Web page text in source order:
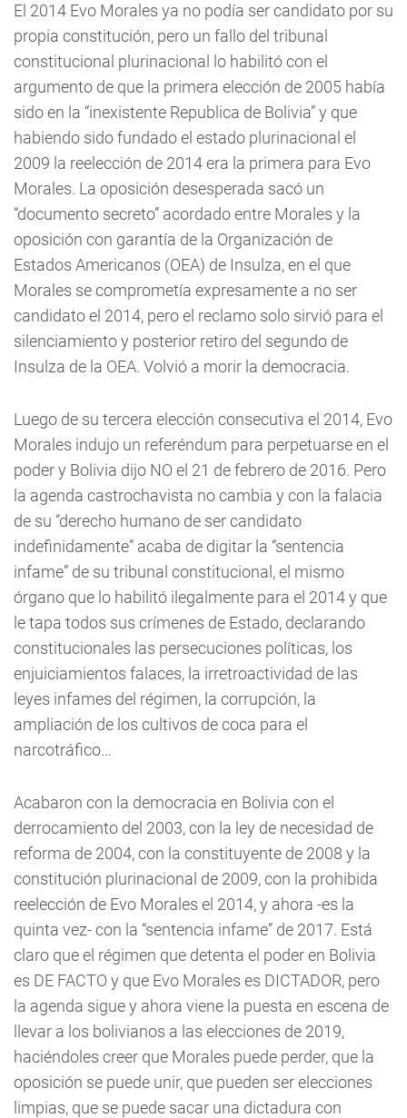
El 2014 Evo Morales ya no podía ser candidato por su
propia constitución, pero un fallo del tribunal
constitucional plurinacional lo habilitó con el
argumento de que la primera elección de 2005 había
sido en la “inexistente Republica de Bolivia” y que
habiendo sido fundado el estado plurinacional el
2009 la reelección de 2014 era la primera para Evo
Morales. La oposición desesperada sacó un
“documento secreto” acordado entre Morales y la
oposición con garantía de la Organización de
Estados Americanos (OEA) de Insulza, en el que
Morales se comprometía expresamente a no ser
candidato el 2014, pero el reclamo solo sirvió para el
silenciamiento y posterior retiro del segundo de
Insulza de la OEA. Volvió a morir la democracia.
Luego de su tercera elección consecutiva el 2014, Evo
Morales indujo un referéndum para perpetuarse en el
poder y Bolivia dijo NO el 21 de febrero de 2016. Pero
la agenda castrochavista no cambia y con la falacia
de su “derecho humano de ser candidato
indefinidamente” acaba de digitar la “sentencia
infame” de su tribunal constitucional, el mismo
órgano que lo habilitó ilegalmente para el 2014 y que
le tapa todos sus crímenes de Estado, declarando
constitucionales las persecuciones políticas, los
enjuiciamientos falaces, la irretroactividad de las
leyes infames del régimen, la corrupción, la
ampliación de los cultivos de coca para el
narcotráfico…
Acabaron con la democracia en Bolivia con el
derrocamiento del 2003, con la ley de necesidad de
reforma de 2004, con la constituyente de 2008 y la
constitución plurinacional de 2009, con la prohibida
reelección de Evo Morales el 2014, y ahora -es la
quinta vez- con la “sentencia infame” de 2017. Está
claro que el régimen que detenta el poder en Bolivia
es DE FACTO y que Evo Morales es DICTADOR, pero
la agenda sigue y ahora viene la puesta en escena de
llevar a los bolivianos a las elecciones de 2019,
haciéndoles creer que Morales puede perder, que la
oposición se puede unir, que pueden ser elecciones
limpias, que se puede sacar una dictadura con